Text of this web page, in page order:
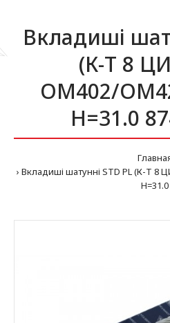
Вкладиші
(К-Т 8
OM402/
H=31.0
Вкладиші шатунні STD PL (К-Т 8
H=31.0